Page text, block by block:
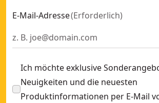
E-Mail-Adresse(Erforderlich)
Ich möchte exklusive
Neuigkeiten und die neuesten
Produktinformationen per E-Mail